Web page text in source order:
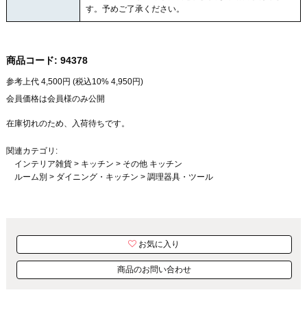
す。予めご了承ください。
商品コード: 94378
参考上代 4,500円 (税込10% 4,950円)
会員価格は会員様のみ公開
在庫切れのため、入荷待ちです。
関連カテゴリ:
インテリア雑貨> キッチン > その他 キッチン
ルーム別 > ダイニング・キッチン > 調理器具・ツール
お気に入り
商品のお問い合わせ